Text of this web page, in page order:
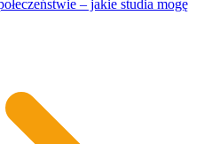
– jakie studia mogę